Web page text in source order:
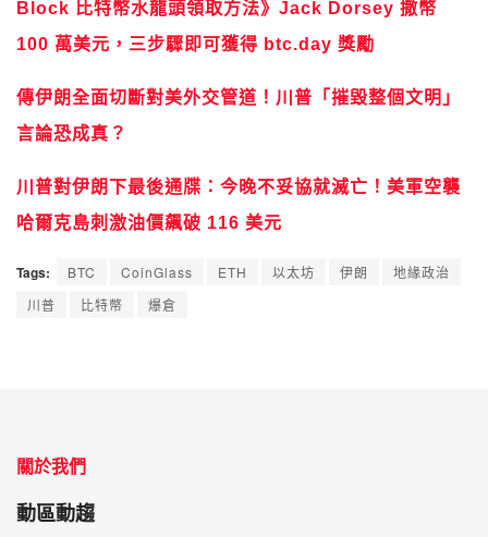
Block 比特幣水龍頭領取方法》Jack Dorsey 撒幣
100 萬美元，三步驟即可獲得 btc.day 獎勵
傳伊朗全面切斷對美外交管道！川普「摧毀整個文明」
言論恐成真？
川普對伊朗下最後通牒：今晚不妥協就滅亡！美軍空襲
哈爾克島刺激油價飆破 116 美元
Tags: BTC CoinGlass ETH 以太坊 伊朗
地緣政治
川普
比特幣 爆倉
關於我們
動區動趨